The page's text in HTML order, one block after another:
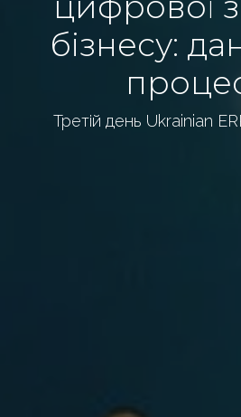
бізнесу:
Третій день Ukrainian